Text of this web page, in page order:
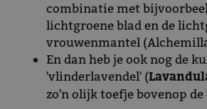
combinatie met
lichtgroene blad en de
vrouwenmantel
En dan heb je ook nog de
'vlinderlavendel' (
zo'n olijk toefje bovenop